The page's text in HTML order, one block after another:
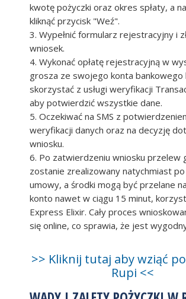
kwotę pożyczki oraz okres spłaty, a
kliknąć przycisk "Weź".
3. Wypełnić formularz rejestracyjny i
wniosek.
4. Wykonać opłatę rejestracyjną w
grosza ze swojego konta bankowego
skorzystać z usługi weryfikacji
aby potwierdzić wszystkie dane.
5. Oczekiwać na SMS z
weryfikacji danych oraz na decyzję
wniosku.
6. Po zatwierdzeniu wniosku przelew
zostanie zrealizowany natychmiast
umowy, a środki mogą być przelane
konto nawet w ciągu 15 minut,
Express Elixir. Cały proces
się online, co sprawia, że jest
>> Kliknij tutaj aby wziąć
Rupi <<